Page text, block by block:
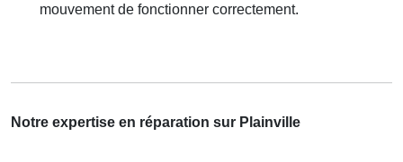
mouvement de fonctionner correctement.
Notre expertise en réparation sur Plainville